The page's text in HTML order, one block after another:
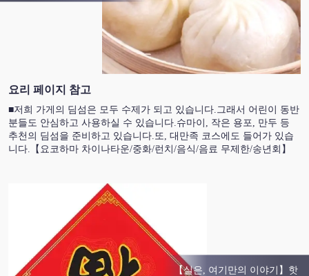
요리 페이지 참고
■저희 가게의 딤섬은 모두 수제가 되고 있습니다.그래서 어린이 동반
분들도 안심하고 사용하실 수 있습니다.슈마이, 작은 용포, 만두 등
추천의 딤섬을 준비하고 있습니다.또, 대만족 코스에도 들어가 있습
니다.【요코하마 차이나타운/중화/런치/음식/음료 무제한/송년회】
【실은, 여기만의 이야기】핫